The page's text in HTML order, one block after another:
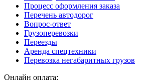
Процесс оформления заказа
Перечень автодорог
Вопрос-ответ
Грузоперевозки
Переезды
Аренда спецтехники
Перевозка негабаритных грузов
Онлайн оплата: